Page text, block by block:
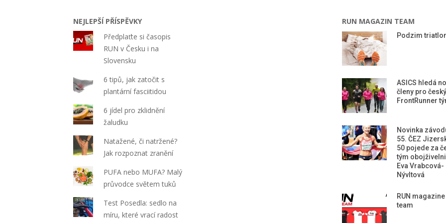
NEJLEPŠÍ PŘÍSPĚVKY
Předplaťte si časopis
RUN v Česku i na
Slovensku
6 tipů, jak zatočit s
plantární fasciitidou
6 jídel pro zklidnění
žaludku
Natažené, či natržené?
Jak rozpoznat zranění
PUFA nebo MUFA? Malý
průvodce světem tuků
Test Posedla: sedlo na
míru, které vrací radost
RUN MAGAZIN TEAM
Podzim
ASICS hledá
členy pro český
FrontRunner
Novinka
55. ČEZ
50 pojede za
tým
Eva Vrabcová-
Nývltová
RUN magazine
team